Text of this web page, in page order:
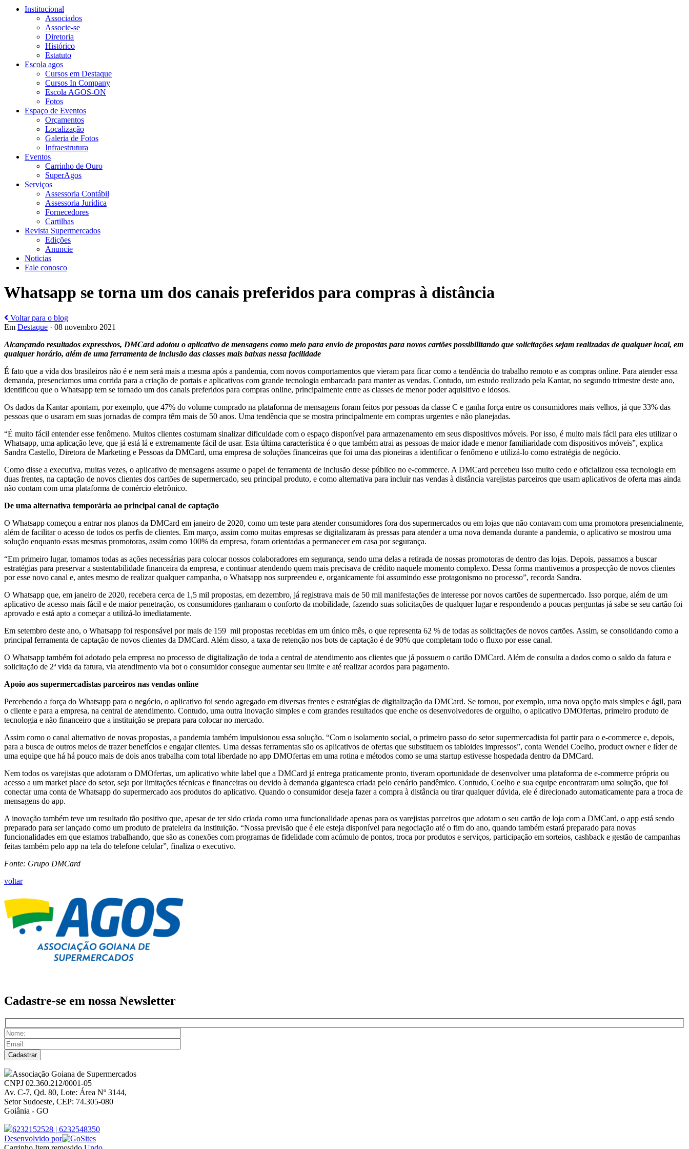
Institucional
Associados
Associe-se
Diretoria
Histórico
Estatuto
Escola agos
Cursos em Destaque
Cursos In Company
Escola AGOS-ON
Fotos
Espaço de Eventos
Orçamentos
Localização
Galeria de Fotos
Infraestrutura
Eventos
Carrinho de Ouro
SuperAgos
Serviços
Assessoria Contábil
Assessoria Jurídica
Fornecedores
Cartilhas
Revista Supermercados
Edições
Anuncie
Noticias
Fale conosco
Whatsapp se torna um dos canais preferidos para compras à distância
Voltar para o blog
Em Destaque · 08 novembro 2021
Alcançando resultados expressivos, DMCard adotou o aplicativo de mensagens como meio para envio de propostas para novos cartões possibilitando que solicitações sejam realizadas de qualquer local, em
qualquer horário, além de uma ferramenta de inclusão das classes mais baixas nessa facilidade
É fato que a vida dos brasileiros não é e nem será mais a mesma após a pandemia, com novos comportamentos que vieram para ficar como a tendência do trabalho remoto e as compras online. Para atender essa
demanda, presenciamos uma corrida para a criação de portais e aplicativos com grande tecnologia embarcada para manter as vendas. Contudo, um estudo realizado pela Kantar, no segundo trimestre deste ano,
identificou que o Whatsapp tem se tornado um dos canais preferidos para compras online, principalmente entre as classes de menor poder aquisitivo e idosos.
Os dados da Kantar apontam, por exemplo, que 47% do volume comprado na plataforma de mensagens foram feitos por pessoas da classe C e ganha força entre os consumidores mais velhos, já que 33% das
pessoas que o usaram em suas jornadas de compra têm mais de 50 anos. Uma tendência que se mostra principalmente em compras urgentes e não planejadas.
“É muito fácil entender esse fenômeno. Muitos clientes costumam sinalizar dificuldade com o espaço disponível para armazenamento em seus dispositivos móveis. Por isso, é muito mais fácil para eles utilizar o
Whatsapp, uma aplicação leve, que já está lá e extremamente fácil de usar. Esta última característica é o que também atrai as pessoas de maior idade e menor familiaridade com dispositivos móveis”, explica
Sandra Castello, Diretora de Marketing e Pessoas da DMCard, uma empresa de soluções financeiras que foi uma das pioneiras a identificar o fenômeno e utilizá-lo como estratégia de negócio.
Como disse a executiva, muitas vezes, o aplicativo de mensagens assume o papel de ferramenta de inclusão desse público no e-commerce. A DMCard percebeu isso muito cedo e oficializou essa tecnologia em
duas frentes, na captação de novos clientes dos cartões de supermercado, seu principal produto, e como alternativa para incluir nas vendas à distância varejistas parceiros que usam aplicativos de oferta mas ainda
não contam com uma plataforma de comércio eletrônico.
De uma alternativa temporária ao principal canal de captação
O Whatsapp começou a entrar nos planos da DMCard em janeiro de 2020, como um teste para atender consumidores fora dos supermercados ou em lojas que não contavam com uma promotora presencialmente,
além de facilitar o acesso de todos os perfis de clientes. Em março, assim como muitas empresas se digitalizaram às pressas para atender a uma nova demanda durante a pandemia, o aplicativo se mostrou uma
solução enquanto essas mesmas promotoras, assim como 100% da empresa, foram orientadas a permanecer em casa por segurança.
“Em primeiro lugar, tomamos todas as ações necessárias para colocar nossos colaboradores em segurança, sendo uma delas a retirada de nossas promotoras de dentro das lojas. Depois, passamos a buscar
estratégias para preservar a sustentabilidade financeira da empresa, e continuar atendendo quem mais precisava de crédito naquele momento complexo. Dessa forma mantivemos a prospecção de novos clientes
por esse novo canal e, antes mesmo de realizar qualquer campanha, o Whatsapp nos surpreendeu e, organicamente foi assumindo esse protagonismo no processo”, recorda Sandra.
O Whatsapp que, em janeiro de 2020, recebera cerca de 1,5 mil propostas, em dezembro, já registrava mais de 50 mil manifestações de interesse por novos cartões de supermercado. Isso porque, além de um
aplicativo de acesso mais fácil e de maior penetração, os consumidores ganharam o conforto da mobilidade, fazendo suas solicitações de qualquer lugar e respondendo a poucas perguntas já sabe se seu cartão foi
aprovado e está apto a começar a utilizá-lo imediatamente.
Em setembro deste ano, o Whatsapp foi responsável por mais de 159 mil propostas recebidas em um único mês, o que representa 62 % de todas as solicitações de novos cartões. Assim, se consolidando como a
principal ferramenta de captação de novos clientes da DMCard. Além disso, a taxa de retenção nos bots de captação é de 90% que completam todo o fluxo por esse canal.
O Whatsapp também foi adotado pela empresa no processo de digitalização de toda a central de atendimento aos clientes que já possuem o cartão DMCard. Além de consulta a dados como o saldo da fatura e
solicitação de 2ª vida da fatura, via atendimento via bot o consumidor consegue aumentar seu limite e até realizar acordos para pagamento.
Apoio aos supermercadistas parceiros nas vendas online
Percebendo a força do Whatsapp para o negócio, o aplicativo foi sendo agregado em diversas frentes e estratégias de digitalização da DMCard. Se tornou, por exemplo, uma nova opção mais simples e ágil, para
o cliente e para a empresa, na central de atendimento. Contudo, uma outra inovação simples e com grandes resultados que enche os desenvolvedores de orgulho, o aplicativo DMOfertas, primeiro produto de
tecnologia e não financeiro que a instituição se prepara para colocar no mercado.
Assim como o canal alternativo de novas propostas, a pandemia também impulsionou essa solução. “Com o isolamento social, o primeiro passo do setor supermercadista foi partir para o e-commerce e, depois,
para a busca de outros meios de trazer benefícios e engajar clientes. Uma dessas ferramentas são os aplicativos de ofertas que substituem os tabloides impressos”, conta Wendel Coelho, product owner e líder de
uma equipe que há há pouco mais de dois anos trabalha com total liberdade no app DMOfertas em uma rotina e métodos como se uma startup estivesse hospedada dentro da DMCard.
Nem todos os varejistas que adotaram o DMOfertas, um aplicativo white label que a DMCard já entrega praticamente pronto, tiveram oportunidade de desenvolver uma plataforma de e-commerce própria ou
acesso a um market place do setor, seja por limitações técnicas e financeiras ou devido à demanda gigantesca criada pelo cenário pandêmico. Contudo, Coelho e sua equipe encontraram uma solução, que foi
conectar uma conta de Whatsapp do supermercado aos produtos do aplicativo. Quando o consumidor deseja fazer a compra à distância ou tirar qualquer dúvida, ele é direcionado automaticamente para a troca de
mensagens do app.
A inovação também teve um resultado tão positivo que, apesar de ter sido criada como uma funcionalidade apenas para os varejistas parceiros que adotam o seu cartão de loja com a DMCard, o app está sendo
preparado para ser lançado como um produto de prateleira da instituição. “Nossa previsão que é ele esteja disponível para negociação até o fim do ano, quando também estará preparado para novas
funcionalidades em que estamos trabalhando, que são as conexões com programas de fidelidade com acúmulo de pontos, troca por produtos e serviços, participação em sorteios, cashback e gestão de campanhas
feitas também pelo app na tela do telefone celular”, finaliza o executivo.
Fonte: Grupo DMCard
voltar
Cadastre-se em nossa Newsletter
Associação Goiana de Supermercados
CNPJ 02.360.212/0001-05
Av. C-7, Qd. 80, Lote: Área Nº 3144,
Setor Sudoeste, CEP: 74.305-080
Goiânia - GO
6232152528 | 6232548350
Desenvolvido por